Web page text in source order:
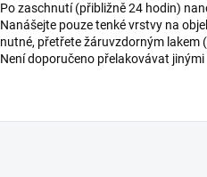
Po zaschnutí (přibližně 24 hodin)
Nanášejte pouze tenké vrstvy na
nutné, přetřete žáruvzdorným lakem
Není doporučeno přelakovávat jinými